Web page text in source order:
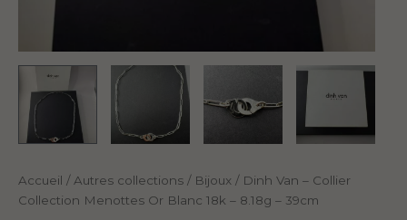
Accueil / Autres collections / Bijoux / Dinh Van – Collier
Collection Menottes Or Blanc 18k – 8.18g – 39cm